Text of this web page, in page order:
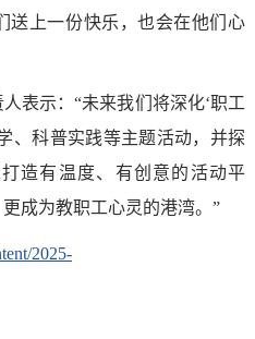
送上一份快乐，也会在他们心
表示：“未来我们将深化‘职工
、科普实践等主题活动，并探
造有温度、有创意的活动平
成为教职工心灵的港湾。”
2025-